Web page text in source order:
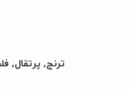
ترنج, پرتقال,